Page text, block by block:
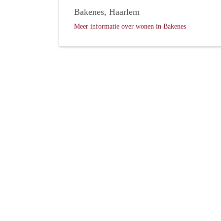
Bakenes, Haarlem
Meer informatie over wonen in Bakenes